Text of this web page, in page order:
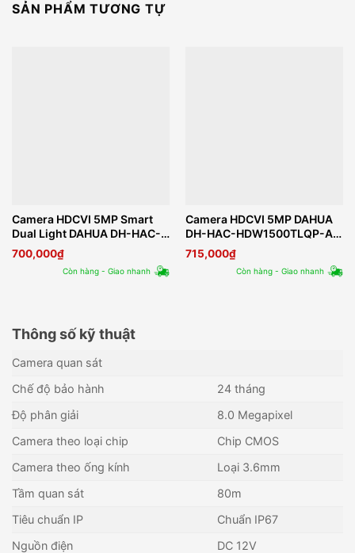
SẢN PHẨM TƯƠNG TỰ
Camera HDCVI 5MP Smart
Dual Light DAHUA DH-HAC-
HFW1500CLP-IL-A
700,000₫
Còn hàng - Giao nhanh
Camera HDCVI 5MP DAHUA
DH-HAC-HDW1500TLQP-A-
S2
715,000₫
Còn hàng - Giao nhanh
Thông số kỹ thuật
Camera quan sát
Chế độ bảo hành
24 tháng
Độ phân giải
8.0 Megapixel
Camera theo loại chip
Chip CMOS
Camera theo ống kính
Loại 3.6mm
Tầm quan sát
80m
Tiêu chuẩn IP
Chuẩn IP67
Nguồn điện
DC 12V